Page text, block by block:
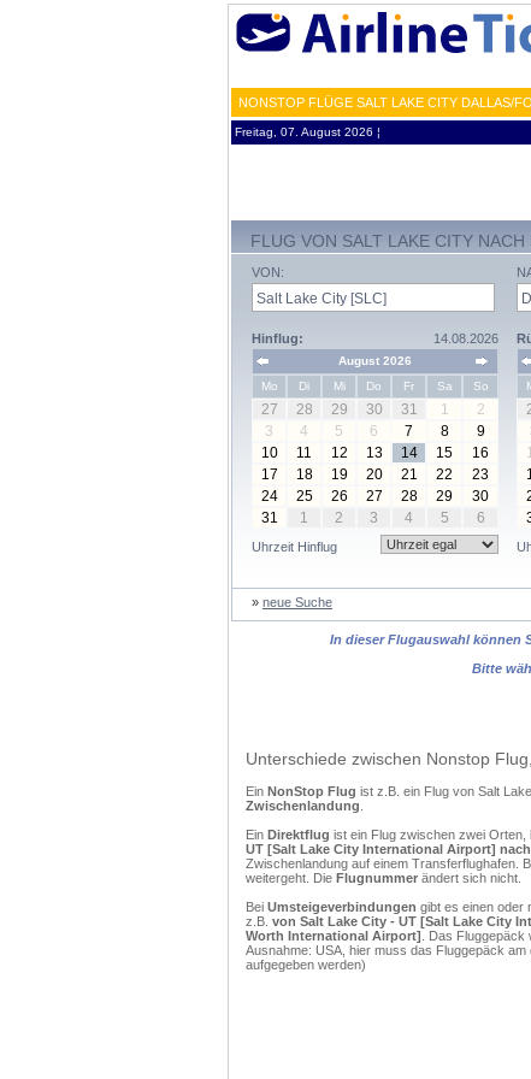
NONSTOP FLÜGE SALT LAKE CITY DALLAS/
Freitag, 07. August 2026 ¦
FLUG VON SALT LAKE CITY
VON:
Hinflug: 14.08.2026
August 2026
Mo
Di Mi Do Fr Sa So
27 28 29 30 31 1
2
3
4 5 6 7 8
9
10
11 12 13 14 15
16
17
18 19 20 21 22
23
24
25 26 27 28 29
30
31
1 2 3 4 5 6
Uhrzeit Hinflug
» neue Suche
In dieser Flugauswahl können
Bitte
Unterschiede zwischen Nonstop
Ein NonStop Flug ist z.B. ein Flug von Salt
Zwischenlandung
Ein Direktflug ist ein Flug zwischen zwei Orten,
UT [Salt Lake City International Airport]
Zwischenlandung auf einem Transferflughafen.
weitergeht. Die Flugnummer ändert sich nicht.
Bei Umsteigeverbindungen gibt es einen oder
z.B. von Salt Lake City - UT [Salt Lake City
Worth International Airport] . Das
Ausnahme: USA, hier muss das Fluggepäck
aufgegeben werden)